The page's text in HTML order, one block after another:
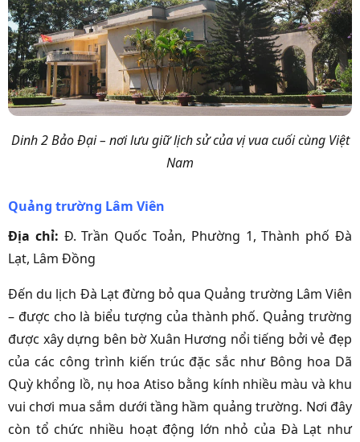
Dinh 2 Bảo Đại – nơi lưu giữ lịch sử của vị vua cuối cùng Việt
Nam
Quảng trường Lâm Viên
Địa chỉ: Đ. Trần Quốc Toản, Phường 1, Thành phố Đà
Lạt, Lâm Đồng
Đến du lịch Đà Lạt đừng bỏ qua Quảng trường Lâm Viên
– được cho là biểu tượng của thành phố. Quảng trường
được xây dựng bên bờ Xuân Hương nổi tiếng bởi vẻ đẹp
của các công trình kiến trúc đặc sắc như Bông hoa Dã
Quỳ khổng lồ, nụ hoa Atiso bằng kính nhiều màu và khu
vui chơi mua sắm dưới tầng hầm quảng trường. Nơi đây
còn tổ chức nhiều hoạt động lớn nhỏ của Đà Lạt như